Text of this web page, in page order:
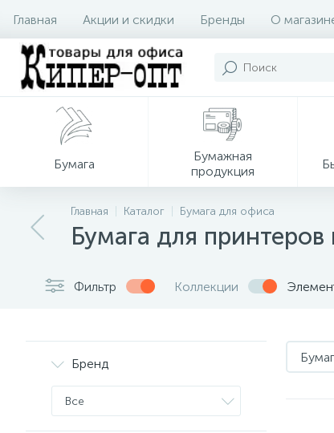
Главная Акции и скидки Бренды О
Бумага
Бумажная
продукция
Главная Каталог Бумага для офиса
Бумага для
Фильтр Коллекции
Бренд
Все